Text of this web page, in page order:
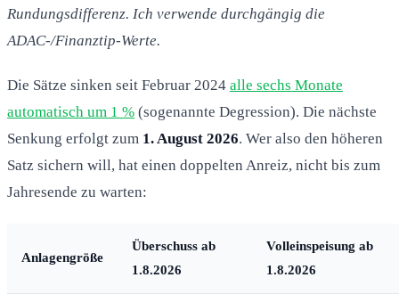
Rundungsdifferenz. Ich verwende durchgängig die
ADAC-/Finanztip-Werte.
Die Sätze sinken seit Februar 2024 alle sechs Monate
automatisch um 1 % (sogenannte Degression). Die nächste
Senkung erfolgt zum 1. August 2026. Wer also den höheren
Satz sichern will, hat einen doppelten Anreiz, nicht bis zum
Jahresende zu warten:
Anlagengröße
Überschuss ab
1.8.2026
Volleinspeisung ab
1.8.2026